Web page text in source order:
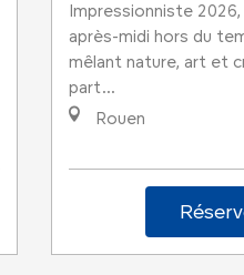
Impressionniste 2026,
après-midi hors du
mêlant nature, art et
part...
Rouen